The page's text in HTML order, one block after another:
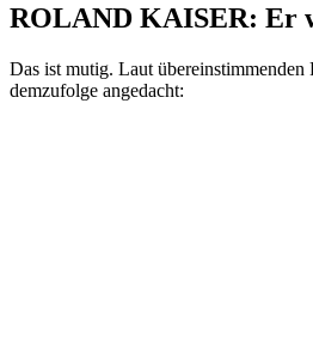
ROLAND KAISER: Er
Das ist mutig. Laut übereinstimmenden
demzufolge angedacht: